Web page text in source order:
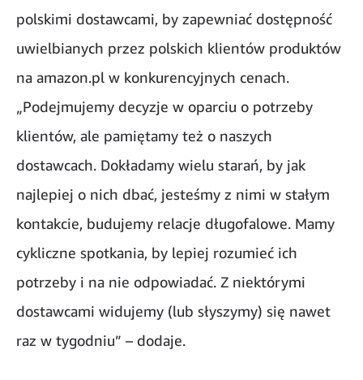
polskimi dostawcami, by zapewniać dostępność
uwielbianych przez polskich klientów produktów
na amazon.pl w konkurencyjnych cenach.
„Podejmujemy decyzje w oparciu o potrzeby
klientów, ale pamiętamy też o naszych
dostawcach. Dokładamy wielu starań, by jak
najlepiej o nich dbać, jesteśmy z nimi w stałym
kontakcie, budujemy relacje długofalowe. Mamy
cykliczne spotkania, by lepiej rozumieć ich
potrzeby i na nie odpowiadać. Z niektórymi
dostawcami widujemy (lub słyszymy) się nawet
raz w tygodniu” – dodaje.